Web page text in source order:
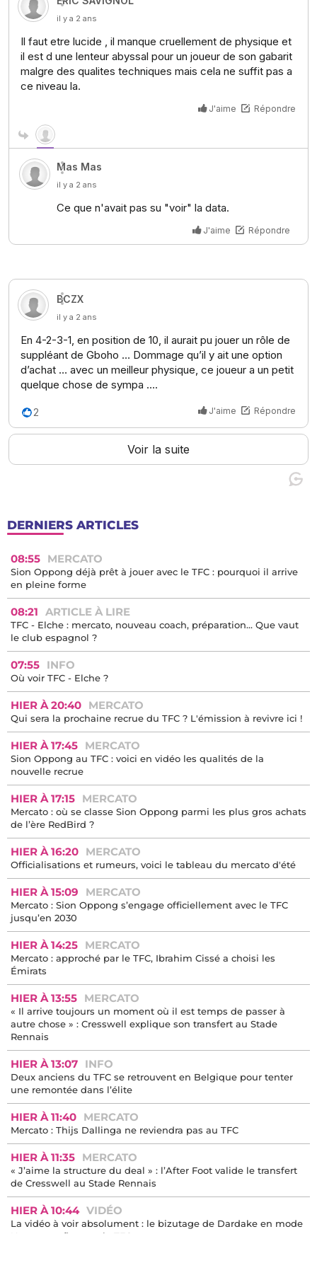
DERNIERS ARTICLES
08:55 MERCATO
Sion Oppong déjà prêt à jouer avec le TFC : pourquoi il arrive
en pleine forme
08:21 ARTICLE À LIRE
TFC - Elche : mercato, nouveau coach, préparation… Que vaut
le club espagnol ?
07:55 INFO
Où voir TFC - Elche ?
HIER À 20:40 MERCATO
Qui sera la prochaine recrue du TFC ? L'émission à revivre ici !
HIER À 17:45 MERCATO
Sion Oppong au TFC : voici en vidéo les qualités de la
nouvelle recrue
HIER À 17:15 MERCATO
Mercato : où se classe Sion Oppong parmi les plus gros achats
de l’ère RedBird ?
HIER À 16:20 MERCATO
Officialisations et rumeurs, voici le tableau du mercato d'été
HIER À 15:09 MERCATO
Mercato : Sion Oppong s’engage officiellement avec le TFC
jusqu’en 2030
HIER À 14:25 MERCATO
Mercato : approché par le TFC, Ibrahim Cissé a choisi les
Émirats
HIER À 13:55 MERCATO
« Il arrive toujours un moment où il est temps de passer à
autre chose » : Cresswell explique son transfert au Stade
Rennais
HIER À 13:07 INFO
Deux anciens du TFC se retrouvent en Belgique pour tenter
une remontée dans l’élite
HIER À 11:40 MERCATO
Mercato : Thijs Dallinga ne reviendra pas au TFC
HIER À 11:35 MERCATO
« J’aime la structure du deal » : l’After Foot valide le transfert
de Cresswell au Stade Rennais
HIER À 10:44 VIDÉO
La vidéo à voir absolument : le bizutage de Dardake en mode
Neymar enflamme le TFC